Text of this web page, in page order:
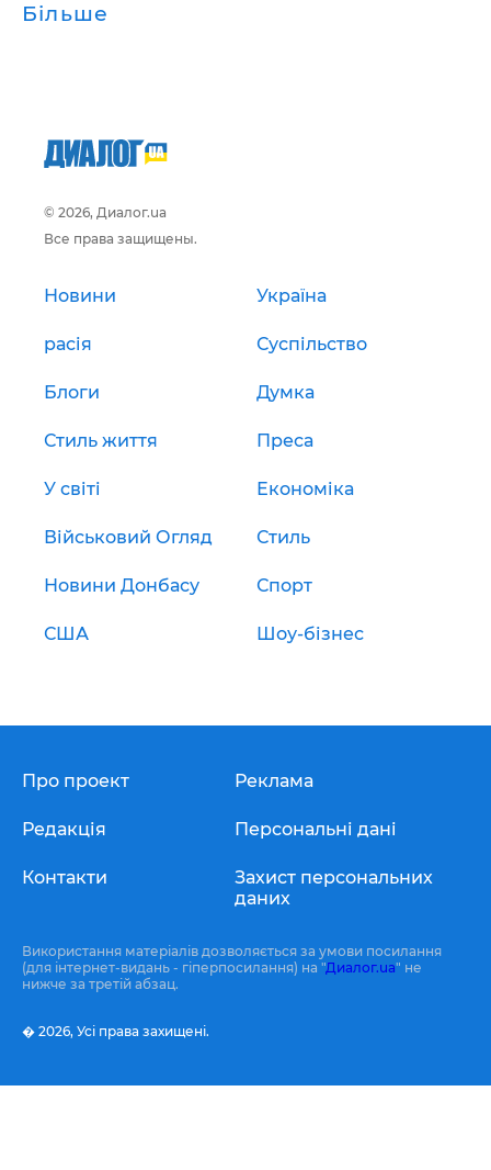
Більше
© 2026, Диалог.ua
Все права защищены.
Новини Україна
расія Суспільство
Блоги Думка
Стиль життя Преса
У світі Економіка
Військовий Огляд Стиль
Новини Донбасу Спорт
США Шоу-бізнес
Про проект
Редакція
Контакти
Реклама
Персональні дані
Захист персональних
даних
Використання матеріалів дозволяється за умови посилання
(для інтернет-видань - гіперпосилання) на "Диалог.ua" не
нижче за третій абзац.
� 2026, Усі права захищені.